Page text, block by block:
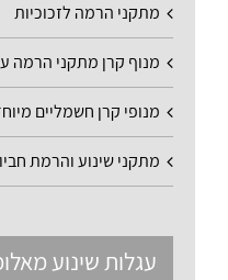
מתקני הרמה לזכוכיות
מנוף קרן מתקני הרמה
מנופי קרן חשמליים
מתקני שינוע והרמת
עגלות שינוע